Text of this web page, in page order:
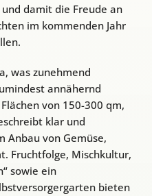
damit die Freude an
im kommenden Jahr
was zunehmend
annähernd
von 150-300 qm,
klar und
Anbau von Gemüse,
Fruchtfolge, Mischkultur,
sowie ein
bieten